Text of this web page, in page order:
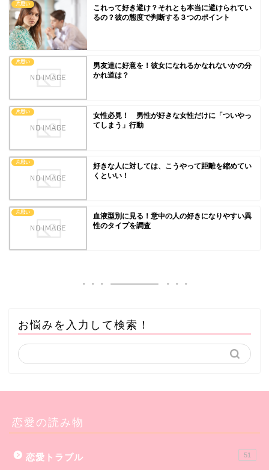
片思い
これって好き避け？それとも本当に避けられてい
るの？彼の態度で判断する３つのポイント
片思い
男友達に好意を！彼女になれるかなれないかの分
かれ道は？
片思い
女性必見！ 男性が好きな女性だけに「ついやっ
てしまう」行動
片思い
好きな人に対しては、こうやって距離を縮めてい
くといい！
片思い
血液型別に見る！意中の人の好きになりやすい異
性のタイプを調査
お悩みを入力して検索！
恋愛の読み物
恋愛トラブル 51